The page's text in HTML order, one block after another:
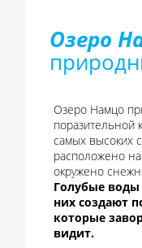
Озеро
Озеро Намцо
поразительной
самых высоких
расположено
окружено
Голубые воды
них создают
которые
видит.